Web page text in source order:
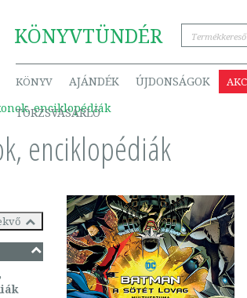
KÖNYVTÜNDÉR
KÖNYV AJÁNDÉK ÚJDONSÁGOK
TÖRZSVÁSÁRLÓ
enciklopédiák
enciklopédiák